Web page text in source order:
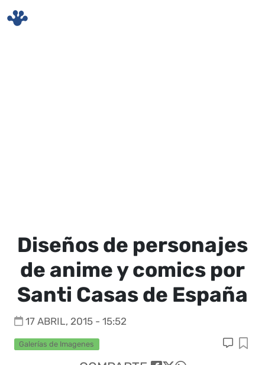
Diseños de personajes
de anime y comics por
Santi Casas de España
17 ABRIL, 2015 - 15:52
Galerías de Imagenes